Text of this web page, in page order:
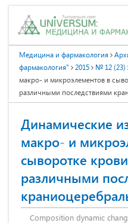
Медицина и фармакология
фармакология"
2015 № 12 (23)
макро- и микроэлементов в
различными последствиями
Динамические
макро- и
сыворотке
различными
Composition dynamic